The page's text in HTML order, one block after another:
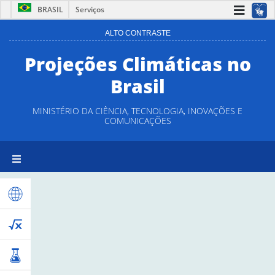
BRASIL Serviços
ALTO CONTRASTE
Projeções Climáticas no
Brasil
MINISTÉRIO DA CIÊNCIA, TECNOLOGIA, INOVAÇÕES E
COMUNICAÇÕES